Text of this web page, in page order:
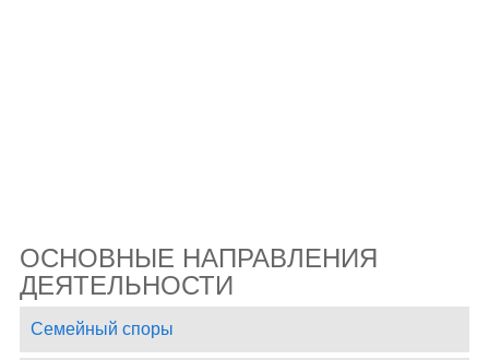
ОСНОВНЫЕ НАПРАВЛЕНИЯ
ДЕЯТЕЛЬНОСТИ
Семейный споры